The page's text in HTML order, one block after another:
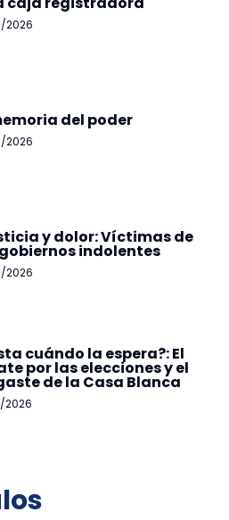
2026
del poder
2026
y dolor: Víctimas de
indolentes
2026
cuándo la espera?: El
por las elecciones y el
de la Casa Blanca